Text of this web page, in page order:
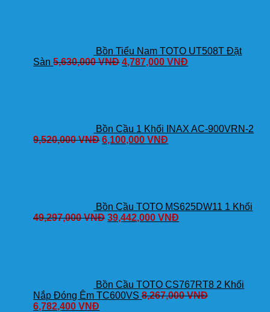
Bồn Tiểu Nam TOTO UT508T Đặt
Sàn 5,630,000VNĐ 4,787,000VNĐ
Bồn Cầu 1 Khối INAX AC-900VRN-2
9,520,000VNĐ 6,100,000VNĐ
Bồn Cầu TOTO MS625DW11 1 Khối
49,297,000VNĐ 39,442,000VNĐ
Bồn Cầu TOTO CS767RT8 2 Khối
Nắp Đóng Êm TC600VS 8,267,000VNĐ
6,782,400VNĐ